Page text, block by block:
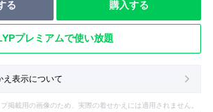
る 購入する
プレミアムで使い放題
え表示について
掲載用の画像のため、実際の着せかえには適用されません。